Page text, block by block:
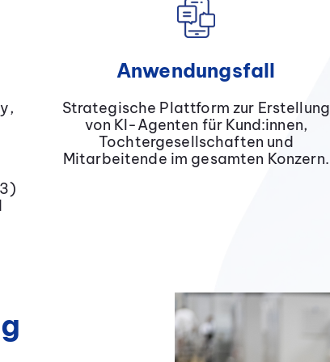
Anwendungsfall
Strategische Plattform zur Erstellung
von KI-Agenten für Kund:innen,
Tochtergesellschaften und
Mitarbeitende im gesamten Konzern.